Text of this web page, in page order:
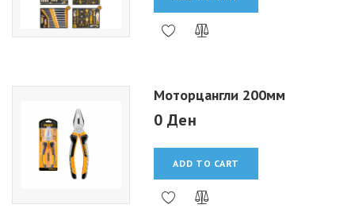
Моторцангли 200мм
0 Ден
ADD TO CART